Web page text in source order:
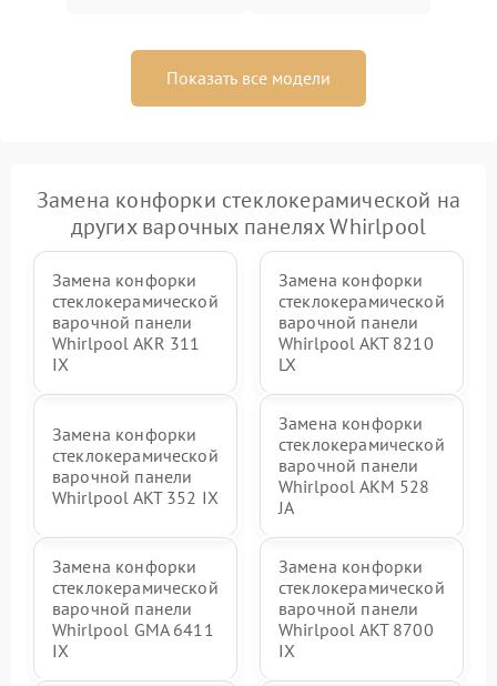
Показать все модели
Замена конфорки стеклокерамической на
других варочных панелях Whirlpool
Замена конфорки
стеклокерамической
варочной панели
Whirlpool AKR 311
IX
Замена конфорки
стеклокерамической
варочной панели
Whirlpool AKT 8210
LX
Замена конфорки
стеклокерамической
варочной панели
Whirlpool AKT 352 IX
Замена конфорки
стеклокерамической
варочной панели
Whirlpool AKM 528
JA
Замена конфорки
стеклокерамической
варочной панели
Whirlpool GMA 6411
IX
Замена конфорки
стеклокерамической
варочной панели
Whirlpool AKT 8700
IX